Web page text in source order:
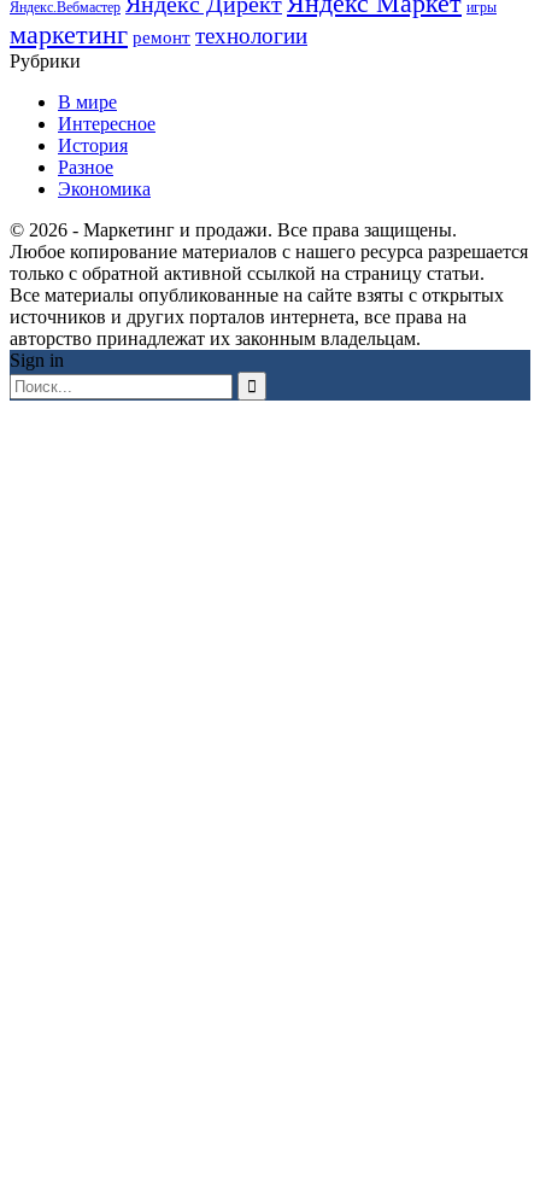
Яндекс.Вебмастер игры
маркетинг ремонт технологии
Рубрики
В мире
Интересное
История
Разное
Экономика
© 2026 - Маркетинг и продажи. Все права защищены.
Любое копирование материалов с нашего ресурса разрешается
только с обратной активной ссылкой на страницу статьи.
Все материалы опубликованные на сайте взяты с открытых
источников и других порталов интернета, все права на
авторство принадлежат их законным владельцам.
Sign in